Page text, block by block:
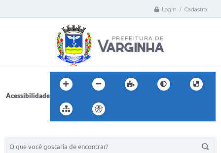
Login / Cadastro
Acessibilidade